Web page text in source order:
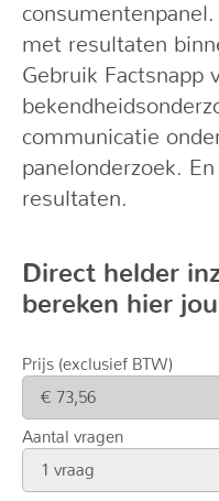
met resultaten
Gebruik Factsnapp
communicatie
panelonderzoek.
resultaten.
Direct helder
bereken hier
Prijs (exclusief BTW)
Aantal vragen
1 vraag